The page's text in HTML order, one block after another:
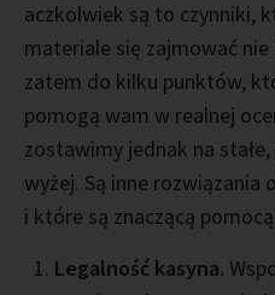
aczkolwiek są to czynniki,
materiale się zajmować
zatem do kilku punktów,
pomogą wam w realnej
zostawimy jednak na
wyżej. Są inne
i które są znaczącą
Legalność kasyna.